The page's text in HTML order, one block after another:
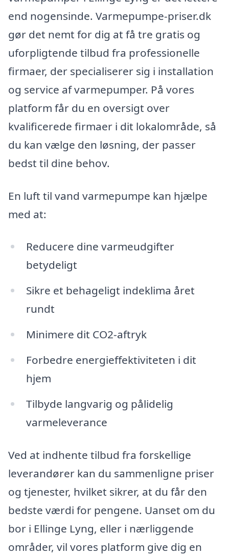
end nogensinde. Varmepumpe-priser.dk
gør det nemt for dig at få tre gratis og
uforpligtende tilbud fra professionelle
firmaer, der specialiserer sig i installation
og service af varmepumper. På vores
platform får du en oversigt over
kvalificerede firmaer i dit lokalområde, så
du kan vælge den løsning, der passer
bedst til dine behov.
En luft til vand varmepumpe kan hjælpe
med at:
Reducere dine varmeudgifter
betydeligt
Sikre et behageligt indeklima året
rundt
Minimere dit CO2-aftryk
Forbedre energieffektiviteten i dit
hjem
Tilbyde langvarig og pålidelig
varmeleverance
Ved at indhente tilbud fra forskellige
leverandører kan du sammenligne priser
og tjenester, hvilket sikrer, at du får den
bedste værdi for pengene. Uanset om du
bor i Ellinge Lyng, eller i nærliggende
områder, vil vores platform give dig en